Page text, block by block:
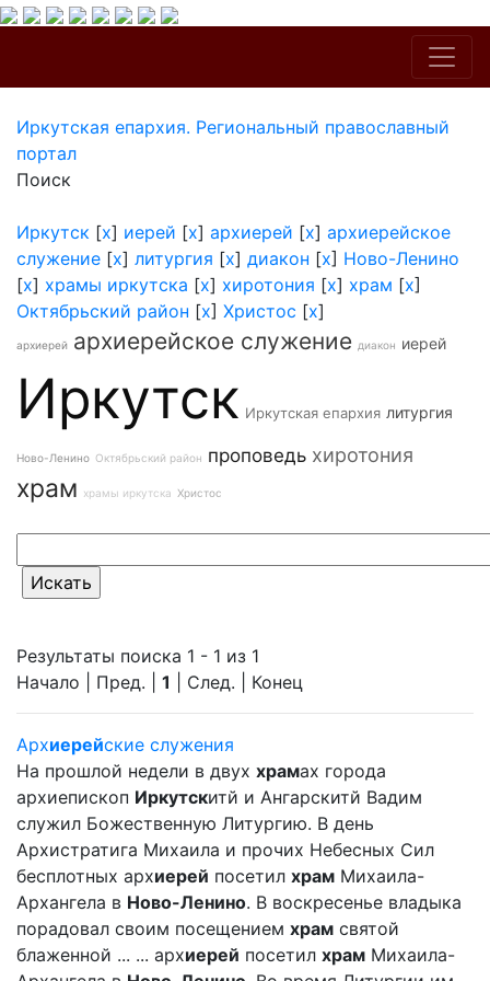
Иркутская епархия. Региональный православный
портал
Поиск
Иркутск [x] иерей [x] архиерей [x] архиерейское
служение [x] литургия [x] диакон [x] Ново-Ленино
[x] храмы иркутска [x] хиротония [x] храм [x]
Октябрьский район [x] Христос [x]
архиерей архиерейское служение диакон иерей
Иркутск Иркутская епархия литургия
Ново-Ленино Октябрьский район проповедь хиротония
храм храмы иркутска Христос
Результаты поиска 1 - 1 из 1
Начало | Пред. | 1 | След. | Конец
Архиерейские служения
На прошлой недели в двух храмах города
архиепископ Иркутскитй и Ангарскитй Вадим
служил Божественную Литургию. В день
Архистратига Михаила и прочих Небесных Сил
бесплотных архиерей посетил храм Михаила-
Архангела в Ново-Ленино. В воскресенье владыка
порадовал своим посещением храм святой
блаженной ... ... архиерей посетил храм Михаила-